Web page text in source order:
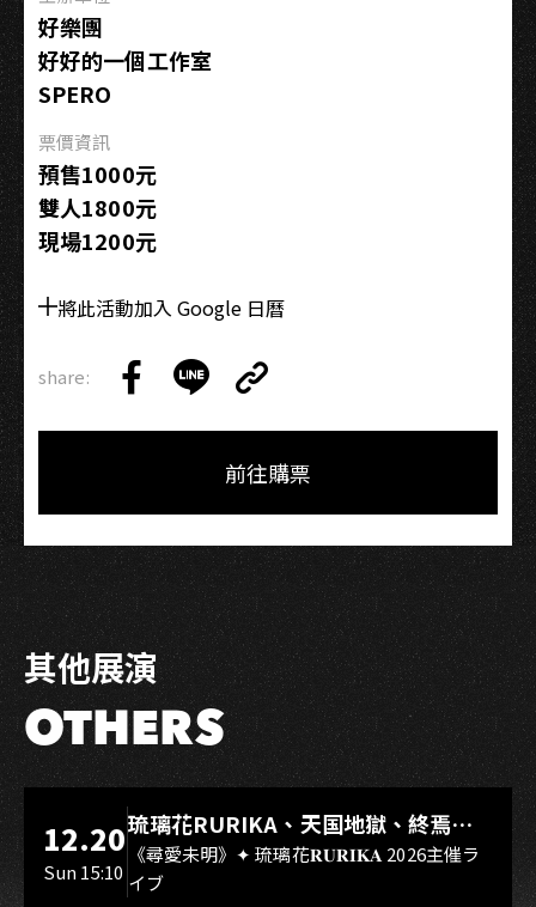
雄
場
好樂團
好好的一個工作室
SPERO
票價資訊
預售1000元
雙人1800元
現場1200元
將此活動加入 Google 日曆
share:
on
on
Link
Copy
前往購票
其他展演
OTHERS
LIVE WAREHOUSE 小庫
12.20
Sun 15:10
琉璃花RURIKA、天国地獄、終焉
Rebirth、DUALIA、無我夢中、花奏
スマイル（O.A.）
《尋愛未明》✦ 琉璃花𝐑𝐔𝐑𝐈𝐊𝐀 2026主催ラ
イブ